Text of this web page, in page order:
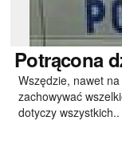
Potrącona
Wszędzie, nawet
zachowywać
dotyczy wszystkich..